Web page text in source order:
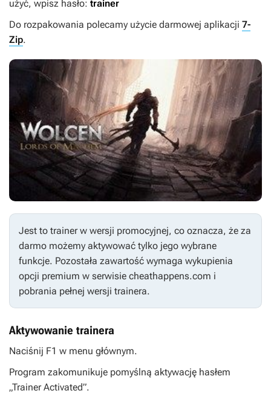
użyć, wpisz hasło: trainer
Do rozpakowania polecamy użycie darmowej aplikacji 7-
Zip.
Jest to trainer w wersji promocyjnej, co oznacza, że za
darmo możemy aktywować tylko jego wybrane
funkcje. Pozostała zawartość wymaga wykupienia
opcji premium w serwisie cheathappens.com i
pobrania pełnej wersji trainera.
Aktywowanie trainera
Naciśnij F1 w menu głównym.
Program zakomunikuje pomyślną aktywację hasłem
„Trainer Activated”.